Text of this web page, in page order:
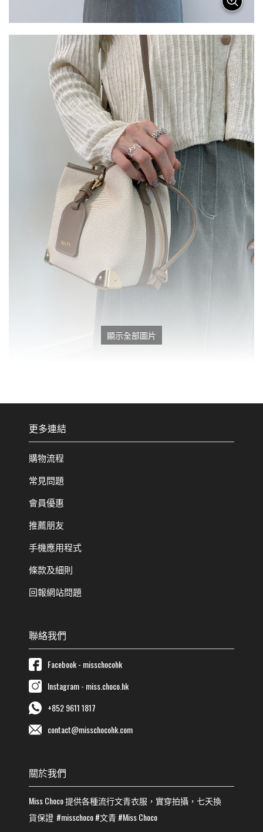
顯示全部圖片
更多連結
購物流程
常見問題
會員優惠
推薦朋友
手機應用程式
條款及細則
回報網站問題
聯絡我們
Facebook - misschocohk
Instagram - miss.choco.hk
+852 9611 1817
contact@misschocohk.com
關於我們
Miss Choco提供各種流行文青衣服，實穿拍攝，七天換
貨保證 #misschoco#文青#Miss Choco